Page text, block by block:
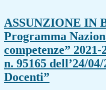
ASSUNZIONE IN
Programma
competenze”
n. 95165 dell’24/
Docenti”